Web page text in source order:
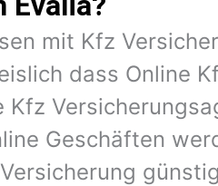
mit Kfz
dass Online
Geschäften